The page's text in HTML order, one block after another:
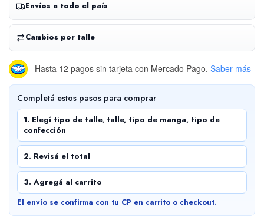
Envíos a todo el país
Cambios por talle
Hasta 12 pagos sin tarjeta con Mercado Pago. Saber más
Completá estos pasos para comprar
1. Elegí tipo de talle, talle, tipo de manga, tipo de
confección
2. Revisá el total
3. Agregá al carrito
El envío se confirma con tu CP en carrito o checkout.